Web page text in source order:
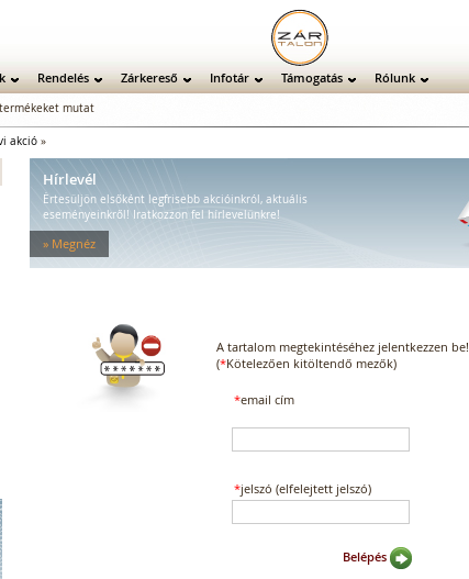
Rendelés Zárkereső Infotár Támogatás Rólunk
mutat
akció »
Hírlevél
Értesüljön elsőként legfrisebb akcióinkról, aktuális
eseményeinkről! Iratkozzon fel hírlevelünkre!
» Megnéz
A tartalom megtekintéséhez jelentkezzen be!
(*Kötelezően kitöltendő mezők)
*email cím
*jelszó (elfelejtett jelszó)
Belépés